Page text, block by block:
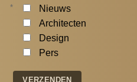
*
Nieuws
Architecten
Design
Pers